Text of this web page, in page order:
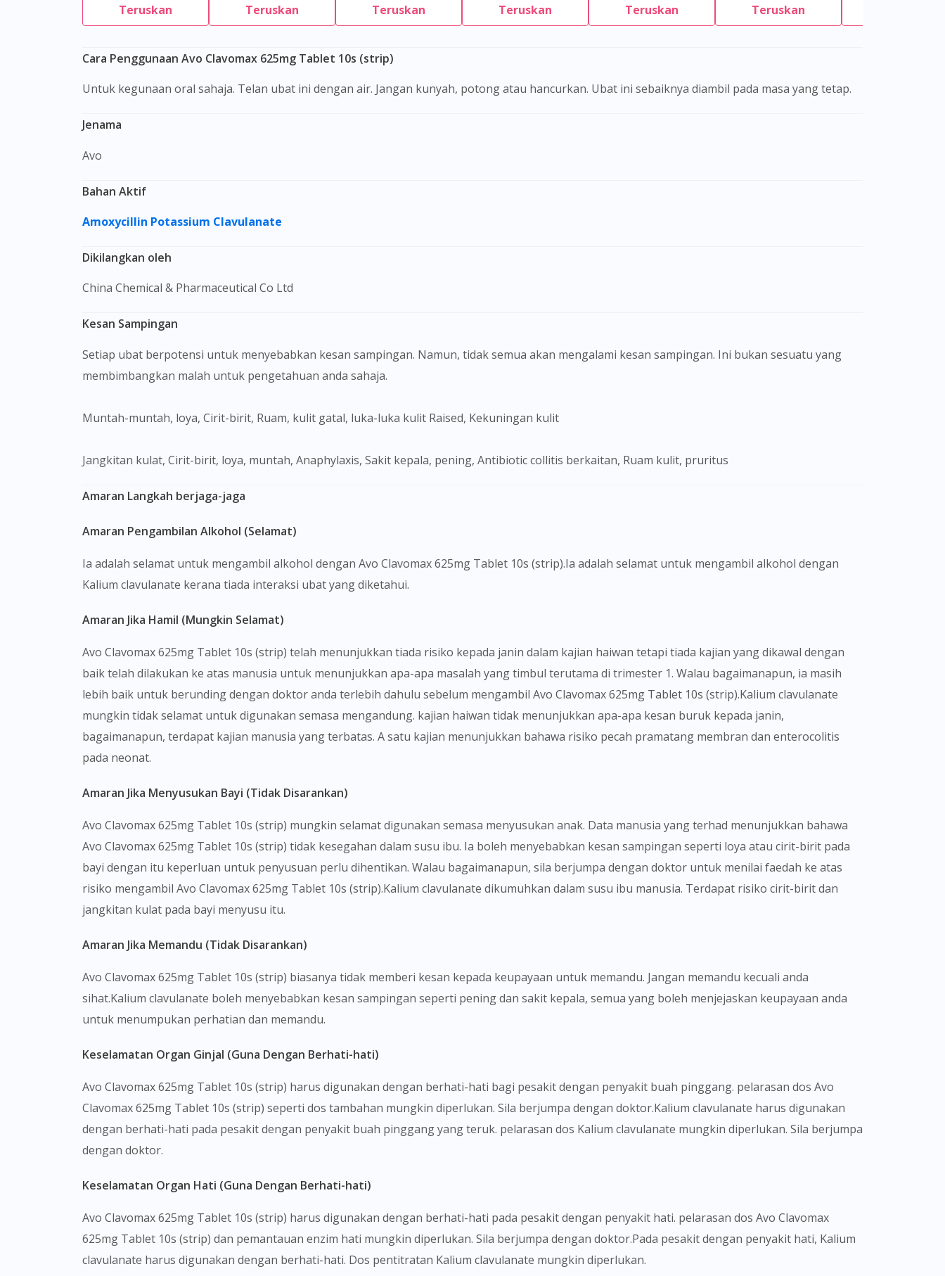
To serve you better, would you like to head over to
DoctorOnCall Singapore?
Continue to DoctorOnCall Singapore
No, please do not redirect me
Teruskan Teruskan Teruskan Teruskan Teruskan Teruskan
Cara Penggunaan Avo Clavomax 625mg Tablet 10s (strip)
Untuk kegunaan oral sahaja. Telan ubat ini dengan air. Jangan kunyah, potong atau hancurkan. Ubat ini sebaiknya diambil pada masa yang tetap.
Jenama
Avo
Bahan Aktif
Amoxycillin Potassium Clavulanate
Dikilangkan oleh
China Chemical & Pharmaceutical Co Ltd
Kesan Sampingan
Setiap ubat berpotensi untuk menyebabkan kesan sampingan. Namun, tidak semua akan mengalami kesan sampingan. Ini bukan sesuatu yang
membimbangkan malah untuk pengetahuan anda sahaja.
Muntah-muntah, loya, Cirit-birit, Ruam, kulit gatal, luka-luka kulit Raised, Kekuningan kulit
jangkitan kulat, Cirit-birit, loya, muntah, Anaphylaxis, Sakit kepala, pening, Antibiotic collitis berkaitan, Ruam kulit, pruritus
Amaran Langkah berjaga-jaga
Amaran Pengambilan Alkohol (Selamat)
Ia adalah selamat untuk mengambil alkohol dengan Avo Clavomax 625mg Tablet 10s (strip).Ia adalah selamat untuk mengambil alkohol dengan
Kalium clavulanate kerana tiada interaksi ubat yang diketahui.
Amaran Jika Hamil (Mungkin Selamat)
Avo Clavomax 625mg Tablet 10s (strip) telah menunjukkan tiada risiko kepada janin dalam kajian haiwan tetapi tiada kajian yang dikawal dengan
baik telah dilakukan ke atas manusia untuk menunjukkan apa-apa masalah yang timbul terutama di trimester 1. Walau bagaimanapun, ia masih
lebih baik untuk berunding dengan doktor anda terlebih dahulu sebelum mengambil Avo Clavomax 625mg Tablet 10s (strip).Kalium clavulanate
mungkin tidak selamat untuk digunakan semasa mengandung. kajian haiwan tidak menunjukkan apa-apa kesan buruk kepada janin,
bagaimanapun, terdapat kajian manusia yang terbatas. A satu kajian menunjukkan bahawa risiko pecah pramatang membran dan enterocolitis
pada neonat.
Amaran Jika Menyusukan Bayi (Tidak Disarankan)
Avo Clavomax 625mg Tablet 10s (strip) mungkin selamat digunakan semasa menyusukan anak. Data manusia yang terhad menunjukkan bahawa
Avo Clavomax 625mg Tablet 10s (strip) tidak kesegahan dalam susu ibu. Ia boleh menyebabkan kesan sampingan seperti loya atau cirit-birit pada
bayi dengan itu keperluan untuk penyusuan perlu dihentikan. Walau bagaimanapun, sila berjumpa dengan doktor untuk menilai faedah ke atas
risiko mengambil Avo Clavomax 625mg Tablet 10s (strip).Kalium clavulanate dikumuhkan dalam susu ibu manusia. Terdapat risiko cirit-birit dan
jangkitan kulat pada bayi menyusu itu.
Amaran Jika Memandu (Tidak Disarankan)
Avo Clavomax 625mg Tablet 10s (strip) biasanya tidak memberi kesan kepada keupayaan untuk memandu. Jangan memandu kecuali anda
sihat.Kalium clavulanate boleh menyebabkan kesan sampingan seperti pening dan sakit kepala, semua yang boleh menjejaskan keupayaan anda
untuk menumpukan perhatian dan memandu.
Keselamatan Organ Ginjal (Guna Dengan Berhati-hati)
Avo Clavomax 625mg Tablet 10s (strip) harus digunakan dengan berhati-hati bagi pesakit dengan penyakit buah pinggang. pelarasan dos Avo
Clavomax 625mg Tablet 10s (strip) seperti dos tambahan mungkin diperlukan. Sila berjumpa dengan doktor.Kalium clavulanate harus digunakan
dengan berhati-hati pada pesakit dengan penyakit buah pinggang yang teruk. pelarasan dos Kalium clavulanate mungkin diperlukan. Sila berjumpa
dengan doktor.
Keselamatan Organ Hati (Guna Dengan Berhati-hati)
Avo Clavomax 625mg Tablet 10s (strip) harus digunakan dengan berhati-hati pada pesakit dengan penyakit hati. pelarasan dos Avo Clavomax
625mg Tablet 10s (strip) dan pemantauan enzim hati mungkin diperlukan. Sila berjumpa dengan doktor.Pada pesakit dengan penyakit hati, Kalium
clavulanate harus digunakan dengan berhati-hati. Dos pentitratan Kalium clavulanate mungkin diperlukan.